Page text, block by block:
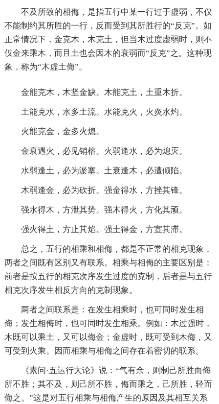
不及所致的相侮，是指五行中某一行过于虚弱，不仅
不能制约其所胜的一行，反而受到其所胜行的“反克”。如
正常情况下，金克木，木克土，但当木过度虚弱时，则不
仅金来乘木，而且土也会因木的衰弱而“反克”之。这种现
象，称为“木虚土侮”。
金能克木，木坚金缺。木能克土，土重木折。
土能克水，水多土流。水能克火，火炎水灼。
火能克金，金多火熄。
金衰遇火，必见销榕。火弱逢水，必为熄灭。
水弱逢土，必为淤塞。土衰逢木，必遭倾陷。
木弱逢金，必为砍折。强金得水，方挫其锋。
强水得木，方泄其势。强木得火，方化其顽。
强火得土，方止其焰。强土得金，方宣其滞。
总之，五行的相乘和相侮，都是不正常的相克现象，
两者之间既有区别又有联系。相乘与相侮的主要区别是：
前者是按五行的相克次序发生过度的克制，后者是与五行
相克次序发生相反方向的克制现象。
两者之间联系是：在发生相乘时，也可同时发生相
侮；发生相侮时，也可同时发生相乘。例如：木过强时，
木既可以乘土，又可以侮金；金虚时，既可受到木侮，又
可受到火乘。因而相乘与相侮之间存在着密切的联系。
《素问·五运行大论》说：“气有余，则制己所胜而侮
所不胜；其不及，则己所不胜，侮而乘之，己所胜，轻而
侮之。”这是对五行相乘与相侮产生的原因及其相互关系